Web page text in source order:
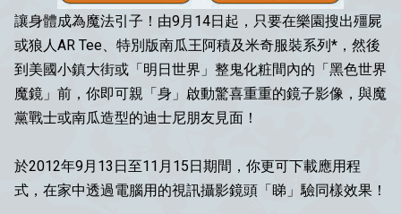
讓身體成為魔法引子！由9月14日起，只要在樂園搜出殭屍
或狼人AR Tee、特別版南瓜王阿積及米奇服裝系列*，然後
到美國小鎮大街或「明日世界」整鬼化粧間內的「黑色世界
魔鏡」前，你即可親「身」啟動驚喜重重的鏡子影像，與魔
黨戰士或南瓜造型的迪士尼朋友見面！
於2012年9月13日至11月15日期間，你更可下載應用程
式，在家中透過電腦用的視訊攝影鏡頭「睇」驗同樣效果！